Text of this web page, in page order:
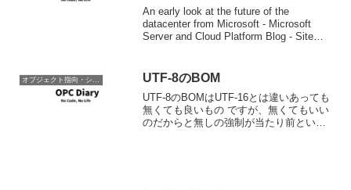
An early look at the future of the
datacenter from Microsoft - Microsoft
Server and Cloud Platform Blog - Site
オブジェクト指向・システム開発 UTF-8のBOM
UTF-8のBOMはUTF-16とは違いあっても
無くても良いもの ですが、無くてもいい
のだからと無しの強制が当たり前という